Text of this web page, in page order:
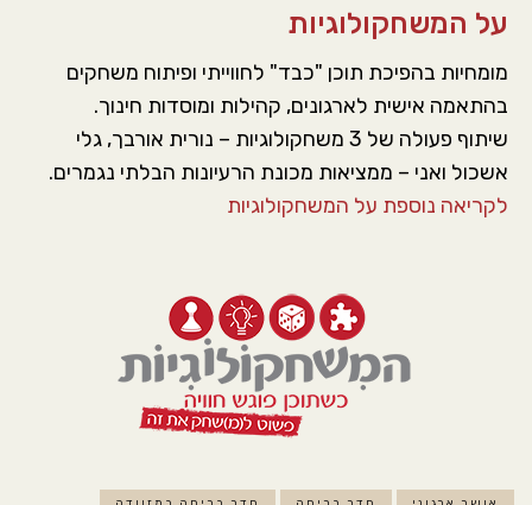
על המשחקולוגיות
מומחיות בהפיכת תוכן "כבד" לחווייתי ופיתוח משחקים
בהתאמה אישית לארגונים, קהילות ומוסדות חינוך.
שיתוף פעולה של 3 משחקולוגיות – נורית אורבך, גלי
אשכול ואני – ממציאות מכונת הרעיונות הבלתי נגמרים.
לקריאה נוספת על המשחקולוגיות